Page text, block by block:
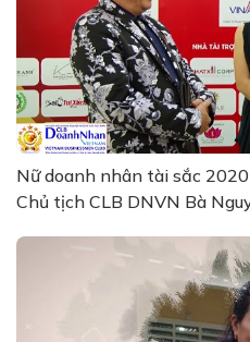
Nữ doanh nhân tài sắc
Chủ tịch CLB DNVN Bà